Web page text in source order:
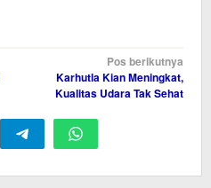
Pos berikutnya
Karhutla Kian Meningkat,
Kualitas Udara Tak Sehat